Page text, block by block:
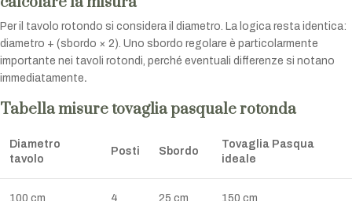
Per il tavolo rotondo si considera il diametro. La logica resta identica:
diametro + (sbordo × 2). Uno sbordo regolare è particolarmente
importante nei tavoli rotondi, perché eventuali differenze si notano
immediatamente.
Tabella misure tovaglia pasquale rotonda
Diametro
tavolo
Posti Sbordo
Tovaglia Pasqua
ideale
100 cm 4 25 cm 150 cm